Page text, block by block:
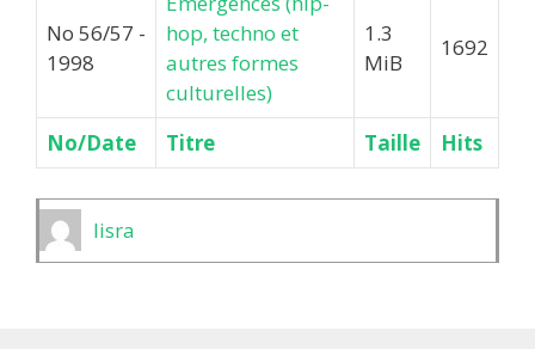
No/Date Titre Taille Hits
No 56/57 -
1998
hop, techno et
autres formes
culturelles)
1.3
MiB
1692
lisra